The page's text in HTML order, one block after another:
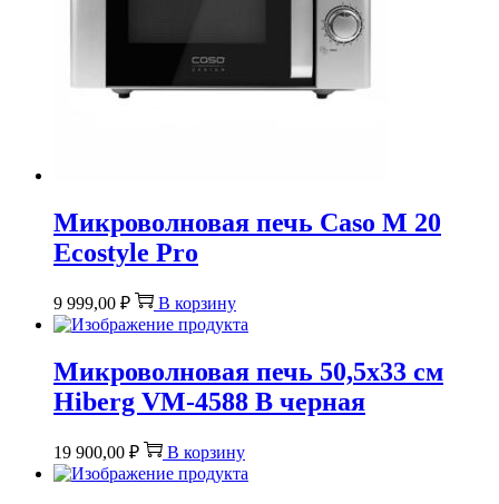
Микроволновая печь Caso M 20
Ecostyle Pro
9 999,00 ₽ В корзину
Микроволновая печь 50,5х33 см
Hiberg VM-4588 B черная
19 900,00 ₽ В корзину